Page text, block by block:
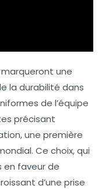
marqueront une
la durabilité dans
de l’équipe
précisant
une première
Ce choix, qui
faveur de
d’une prise